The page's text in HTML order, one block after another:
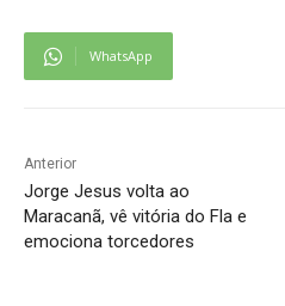
WhatsApp
Anterior
Jorge Jesus volta ao
Maracanã, vê vitória do Fla e
emociona torcedores